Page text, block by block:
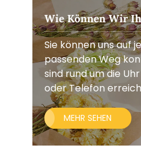
Wie Können Wir
Sie können uns auf
passenden Weg
sind rund um die
oder Telefon
MEHR SEHEN